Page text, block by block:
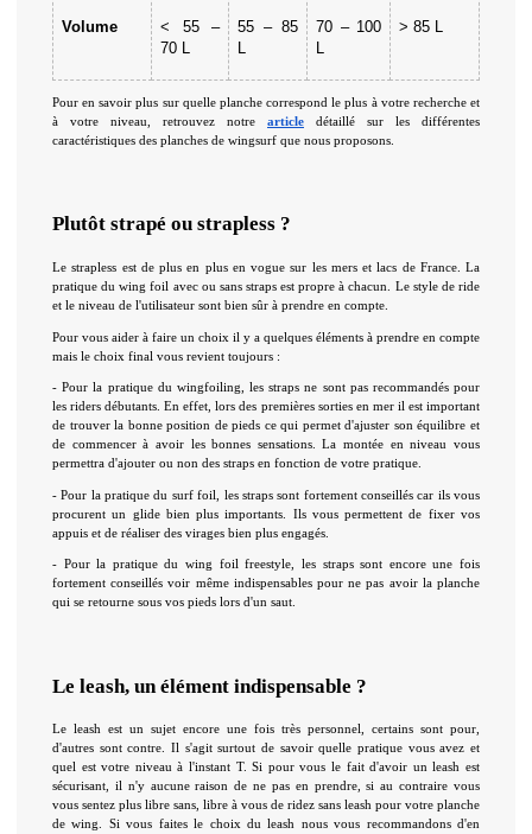
Volume
< 55 –
70 L
55 – 85
L
70 – 100
L
> 85 L
Pour en savoir plus sur quelle planche correspond le plus à votre recherche et
à votre niveau, retrouvez notre article détaillé sur les différentes
caractéristiques des planches de wingsurf que nous proposons.
Plutôt strapé ou strapless ?
Le strapless est de plus en plus en vogue sur les mers et lacs de France. La
pratique du wing foil avec ou sans straps est propre à chacun. Le style de ride
et le niveau de l'utilisateur sont bien sûr à prendre en compte.
Pour vous aider à faire un choix il y a quelques éléments à prendre en compte
mais le choix final vous revient toujours :
- Pour la pratique du wingfoiling, les straps ne sont pas recommandés pour
les riders débutants. En effet, lors des premières sorties en mer il est important
de trouver la bonne position de pieds ce qui permet d'ajuster son équilibre et
de commencer à avoir les bonnes sensations. La montée en niveau vous
permettra d'ajouter ou non des straps en fonction de votre pratique.
- Pour la pratique du surf foil, les straps sont fortement conseillés car ils vous
procurent un glide bien plus importants. Ils vous permettent de fixer vos
appuis et de réaliser des virages bien plus engagés.
- Pour la pratique du wing foil freestyle, les straps sont encore une fois
fortement conseillés voir même indispensables pour ne pas avoir la planche
qui se retourne sous vos pieds lors d'un saut.
Le leash, un élément indispensable ?
Le leash est un sujet encore une fois très personnel, certains sont pour,
d'autres sont contre. Il s'agit surtout de savoir quelle pratique vous avez et
quel est votre niveau à l'instant T. Si pour vous le fait d'avoir un leash est
sécurisant, il n'y aucune raison de ne pas en prendre, si au contraire vous
vous sentez plus libre sans, libre à vous de ridez sans leash pour votre planche
de wing. Si vous faites le choix du leash nous vous recommandons d'en